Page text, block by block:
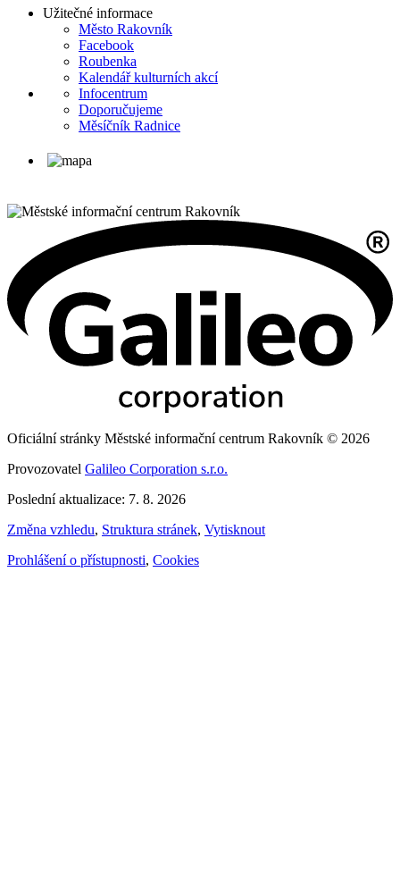
Užitečné informace
Město Rakovník
Facebook
Roubenka
Kalendář kulturních akcí
Infocentrum
Doporučujeme
Měsíčník Radnice
Oficiální stránky Městské informační centrum Rakovník © 2026
Provozovatel Galileo Corporation s.r.o.
Poslední aktualizace: 7. 8. 2026
Změna vzhledu, Struktura stránek, Vytisknout
Prohlášení o přístupnosti, Cookies